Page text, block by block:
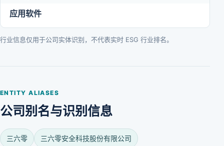
应用软件
行业信息仅用于公司实体识别，不代表实时 ESG 行业排名。
ENTITY ALIASES
公司别名与识别信息
三六零 三六零安全科技股份有限公司